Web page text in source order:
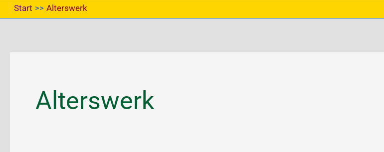
Start Alterswerk
Alterswerk